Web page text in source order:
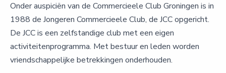
Onder auspiciën van de Commercieele Club Groningen is in
1988 de Jongeren Commercieele Club, de JCC opgericht.
De JCC is een zelfstandige club met een eigen
activiteitenprogramma. Met bestuur en leden worden
vriendschappelijke betrekkingen onderhouden.